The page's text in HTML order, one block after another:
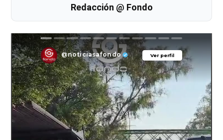
Redacción @ Fondo
Ver perfil
@noticiasafondo Ver perfil